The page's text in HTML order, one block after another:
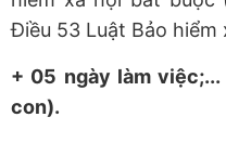
Điều 53 Luật Bảo hiểm
+ 05 ngày làm
con).